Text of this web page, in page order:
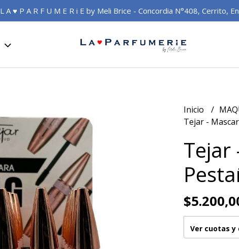
L A ♥ P A R F U M E R i E by Meli Brice - Concordia N°408, Cerrito,
Inicio
Tejar -
Tejar
Ver cuotas y